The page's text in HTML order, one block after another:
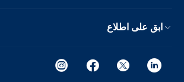
ابق على اطلاع